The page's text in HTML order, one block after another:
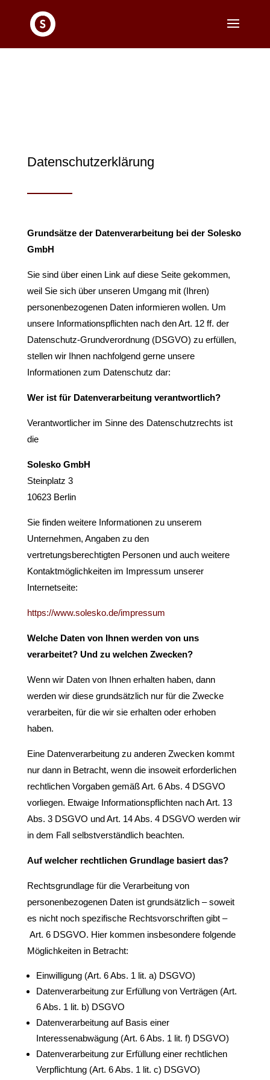
Datenschutzerklärung
Grundsätze der Datenverarbeitung bei der Solesko
GmbH
Sie sind über einen Link auf diese Seite gekommen,
weil Sie sich über unseren Umgang mit (Ihren)
personenbezogenen Daten informieren wollen. Um
unsere Informationspflichten nach den Art. 12 ff. der
Datenschutz-Grundverordnung (DSGVO) zu erfüllen,
stellen wir Ihnen nachfolgend gerne unsere
Informationen zum Datenschutz dar:
Wer ist für Datenverarbeitung verantwortlich?
Verantwortlicher im Sinne des Datenschutzrechts ist
die
Solesko GmbH
Steinplatz 3
10623 Berlin
Sie finden weitere Informationen zu unserem
Unternehmen, Angaben zu den
vertretungsberechtigten Personen und auch weitere
Kontaktmöglichkeiten im Impressum unserer
Internetseite:
https://www.solesko.de/impressum
Welche Daten von Ihnen werden von uns
verarbeitet? Und zu welchen Zwecken?
Wenn wir Daten von Ihnen erhalten haben, dann
werden wir diese grundsätzlich nur für die Zwecke
verarbeiten, für die wir sie erhalten oder erhoben
haben.
Eine Datenverarbeitung zu anderen Zwecken kommt
nur dann in Betracht, wenn die insoweit erforderlichen
rechtlichen Vorgaben gemäß Art. 6 Abs. 4 DSGVO
vorliegen. Etwaige Informationspflichten nach Art. 13
Abs. 3 DSGVO und Art. 14 Abs. 4 DSGVO werden wir
in dem Fall selbstverständlich beachten.
Auf welcher rechtlichen Grundlage basiert das?
Rechtsgrundlage für die Verarbeitung von
personenbezogenen Daten ist grundsätzlich – soweit
es nicht noch spezifische Rechtsvorschriften gibt –
Art. 6 DSGVO. Hier kommen insbesondere folgende
Möglichkeiten in Betracht:
Einwilligung (Art. 6 Abs. 1 lit. a) DSGVO)
Datenverarbeitung zur Erfüllung von Verträgen (Art.
6 Abs. 1 lit. b) DSGVO
Datenverarbeitung auf Basis einer
Interessenabwägung (Art. 6 Abs. 1 lit. f) DSGVO)
Datenverarbeitung zur Erfüllung einer rechtlichen
Verpflichtung (Art. 6 Abs. 1 lit. c) DSGVO)